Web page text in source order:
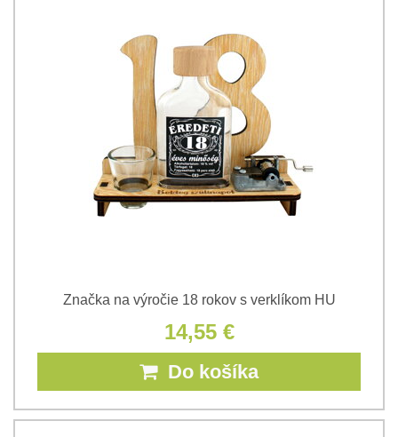
Značka na výročie 18 rokov s verklíkom HU
14,55 €
Do košíka